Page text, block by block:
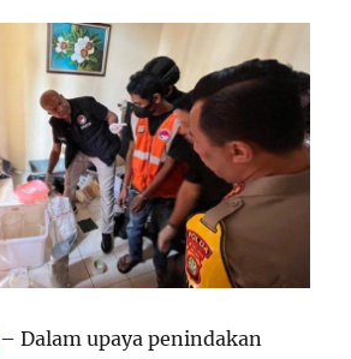
– Dalam upaya penindakan